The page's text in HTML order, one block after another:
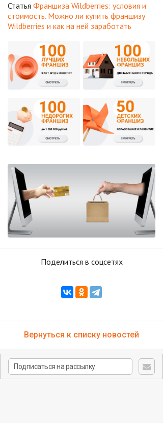
Статья Франшиза Wildberries: условия и
стоимость. Можно ли купить франшизу
Wildberries и как на ней заработать
Поделиться в соцсетях
Вернуться к списку новостей